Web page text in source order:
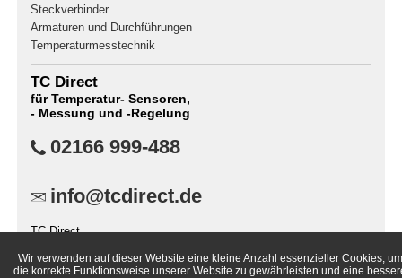
Steckverbinder
Armaturen und Durchführungen
Temperaturmesstechnik
TC Direct
für Temperatur- Sensoren,
- Messung und -Regelung
02166 999-488
info@tcdirect.de
TC Direct
41181 Mönchengladbach
Wir verwenden auf dieser Website eine kleine Anzahl essenzieller Cookies, um
die korrekte Funktionsweise unserer Website zu gewährleisten und eine